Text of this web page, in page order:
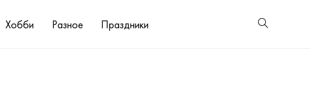
Хобби Разное Праздники